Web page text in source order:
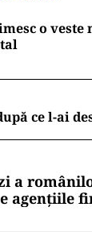
o veste
ce l-ai
a
agențiile